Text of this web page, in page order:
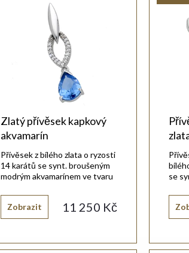
Zlatý přívěsek kapkový
akvamarín
11 250 Kč
Zobrazit
Přívěsek z bílého zlata o ryzosti
14 karátů se synt. broušeným
modrým akvamarínem ve tvaru
se